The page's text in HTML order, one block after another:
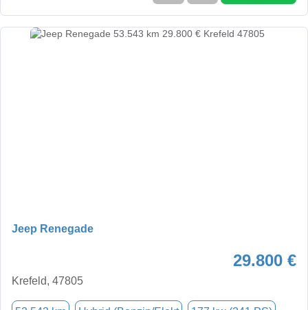
Jeep Renegade
29.800 €
Krefeld, 47805